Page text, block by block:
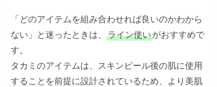
「どのアイテムを組み合わせれば良いのかわから
ない」と迷ったときは、ライン使いがおすすめで
す。
タカミのアイテムは、スキンピール後の肌に使用
することを前提に設計されているため、より美肌